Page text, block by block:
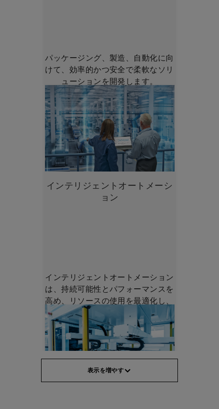
パッケージング、製造、自動化に向
けて、効率的かつ安全で柔軟なソリ
ューションを開発します。
インテリジェントオートメーシ
ョン
インテリジェントオートメーション
は、持続可能性とパフォーマンスを
高め、リソースの使用を最適化し、
廃棄物を削減します。
表示を増やす